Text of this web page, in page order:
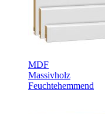
MDF
Massivholz
Feuchtehemmend